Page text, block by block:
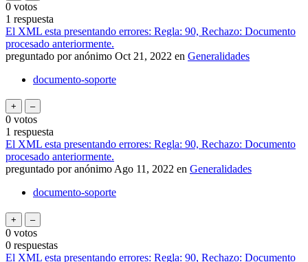
0 votos
1 respuesta
El XML esta presentando errores: Regla: 90, Rechazo: Documento
procesado anteriormente.
preguntado poranónimo Oct 21, 2022 en Generalidades
documento-soporte
0 votos
1 respuesta
El XML esta presentando errores: Regla: 90, Rechazo: Documento
procesado anteriormente.
preguntado poranónimo Ago 11, 2022 en Generalidades
documento-soporte
0 votos
0 respuestas
El XML esta presentando errores: Regla: 90, Rechazo: Documento